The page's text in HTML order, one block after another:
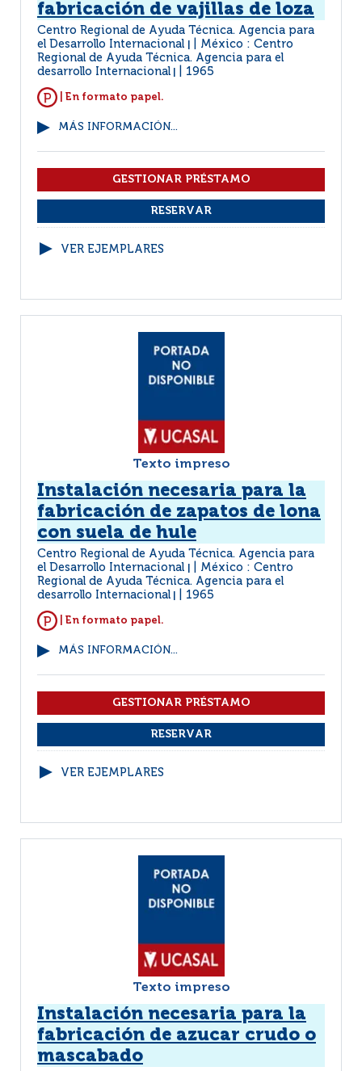
fabricación de vajillas de loza
Centro Regional de Ayuda Técnica. Agencia para
el Desarrollo Internacional
México : Centro
Regional de Ayuda Técnica. Agencia para el
desarrollo Internacional
1965
| En formato papel.
MÁS INFORMACIÓN...
VER EJEMPLARES
Texto impreso
Instalación necesaria para la
fabricación de zapatos de lona
con suela de hule
Centro Regional de Ayuda Técnica. Agencia para
el Desarrollo Internacional
México : Centro
Regional de Ayuda Técnica. Agencia para el
desarrollo Internacional
1965
| En formato papel.
MÁS INFORMACIÓN...
VER EJEMPLARES
Texto impreso
Instalación necesaria para la
fabricación de azucar crudo o
mascabado